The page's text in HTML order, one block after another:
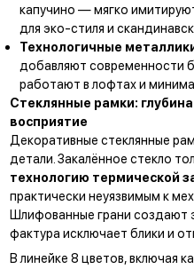
капучино — мягко
для эко-стиля и
Технологичные
добавляют современности
работают в лофтах и
Стеклянные рамки:
восприятие
Декоративные стеклянные
детали. Закалённое стекло
технологию термической
практически неуязвимым к
Шлифованные грани создают
фактура исключает блики и
В линейке 8 цветов, включая